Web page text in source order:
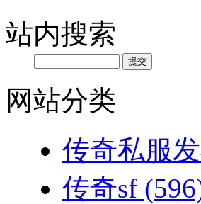
站内搜索
网站分类
传奇私服
传奇sf